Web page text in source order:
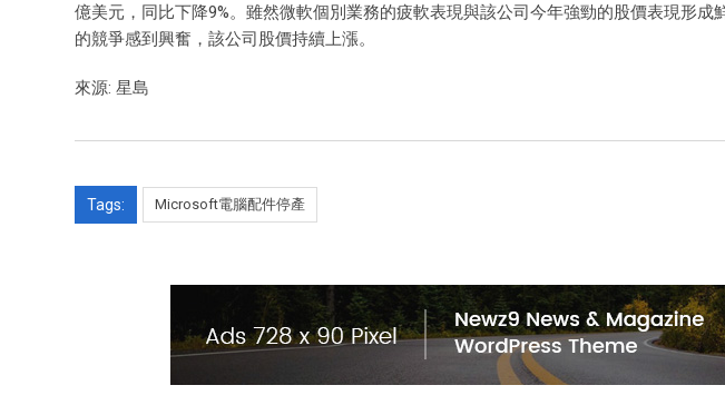
億美元，同比下降9%。雖然微軟個別業務的疲軟表現與該公司今年強勁的股價表現形
的競爭感到興奮，該公司股價持續上漲。
來源: 星島
Tags: Microsoft電腦配件停產